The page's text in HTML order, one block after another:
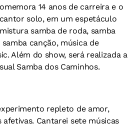
14 anos de carreira e o
solo, em um espetáculo
samba de roda, samba
canção, música de
Além do show, será realizada a
Samba dos Caminhos.
repleto de amor,
Cantarei sete músicas